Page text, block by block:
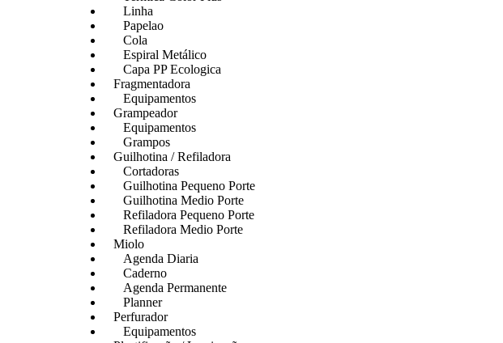
Linha
Papelao
Cola
Espiral Metálico
Capa PP Ecologica
Fragmentadora
Equipamentos
Grampeador
Equipamentos
Grampos
Guilhotina / Refiladora
Cortadoras
Guilhotina Pequeno Porte
Guilhotina Medio Porte
Refiladora Pequeno Porte
Refiladora Medio Porte
Miolo
Agenda Diaria
Caderno
Agenda Permanente
Planner
Perfurador
Equipamentos